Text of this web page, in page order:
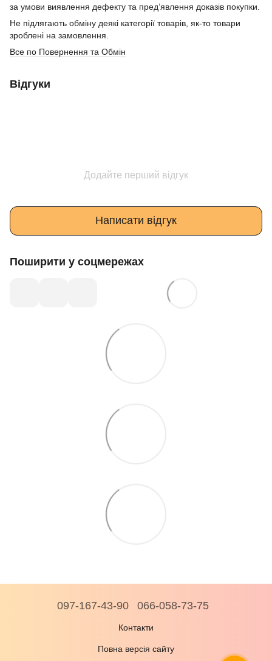
за умови виявлення дефекту та пред’явлення доказів покупки.
Не підлягають обміну деякі категорії товарів, як-то товари
зроблені на замовлення.
Все по Повернення та Обмін
Відгуки
Додайте перший відгук
Написати відгук
Поширити у соцмережах
097-167-43-90 066-058-73-75
Контакти
Повна версія сайту